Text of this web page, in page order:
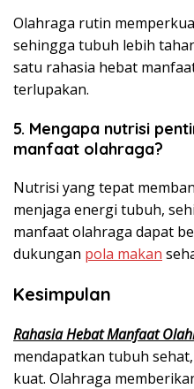
Olahraga rutin
sehingga tubuh lebih
satu rahasia hebat
terlupakan.
5. Mengapa nutrisi
manfaat olahraga?
Nutrisi yang tepat
menjaga energi tubuh,
manfaat olahraga dapat
dukungan pola makan
Kesimpulan
Rahasia Hebat Manfaat
mendapatkan tubuh
kuat. Olahraga